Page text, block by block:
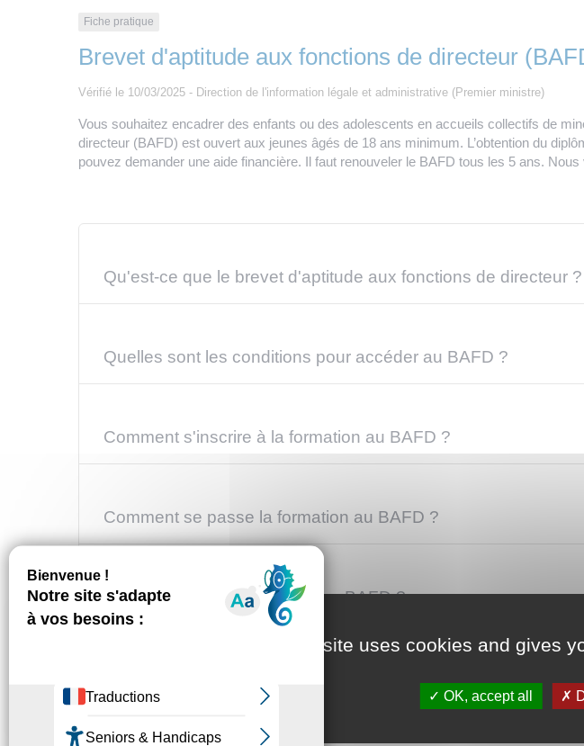
Fiche pratique
Brevet d'aptitude aux fonctions de directeur
Vérifié le 10/03/2025 - Direction de l'information légale et administrative (Premier ministre)
Vous souhaitez encadrer des enfants ou des adolescents en accueils collectifs de
directeur (BAFD) est ouvert aux jeunes âgés de 18 ans minimum. L’obtention du
pouvez demander une aide financière. Il faut renouveler le BAFD tous les 5 ans.
Qu'est-ce que le brevet d'aptitude aux fonctions de directeur ?
Quelles sont les conditions pour accéder au BAFD ?
Comment s'inscrire à la formation au BAFD ?
Comment se passe la formation au BAFD ?
Combien coûte la formation au BAFD ?
This site uses cookies and gives
OK, accept all